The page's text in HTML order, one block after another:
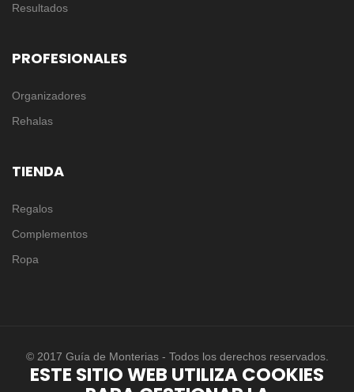
Resultados
PROFESIONALES
Organizadores
Rehalas
TIENDA
Regalos
Complementos
Ropa
© 2017 Guía de Monterias - Todos los derechos reservados.
ESTE SITIO WEB UTILIZA COOKIES